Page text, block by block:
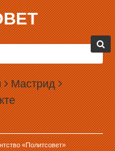
Мастрид
«Политсовет»
МВД
Новощедринское
В результате этого ДТП
войск МВД РФ, еще три
военная прокуратура
на Северном Кавказе
«Интерфакс» со
в администрации